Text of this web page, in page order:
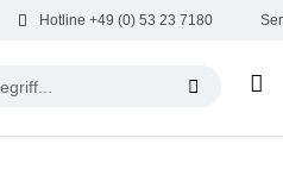
Hotline +49 (0) 53 23 7180